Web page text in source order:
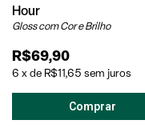
Hour
Gloss com Cor e Brilho
R$69,90
6 xde R$11,65 sem juros